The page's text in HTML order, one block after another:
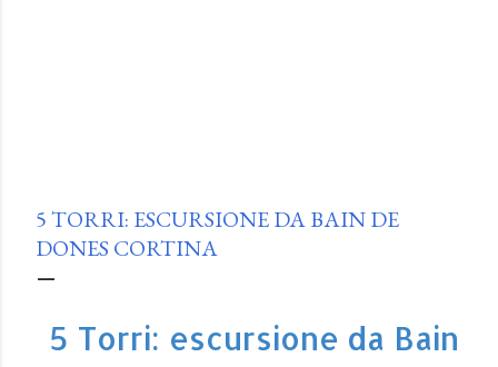
5 TORRI: ESCURSIONE DA BAIN DE
DONES CORTINA
5 Torri: escursione da Bain